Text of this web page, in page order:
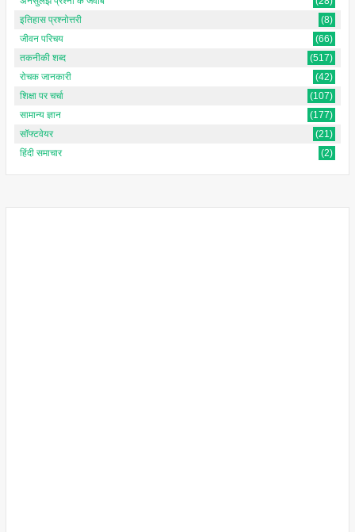
इतिहास प्रश्नोत्तरी
(8)
जीवन परिचय
(66)
तकनीकी शब्द
(517)
रोचक जानकारी
(42)
शिक्षा पर चर्चा
(107)
सामान्य ज्ञान
(177)
सॉफ्टवेयर
(21)
हिंदी समाचार
(2)